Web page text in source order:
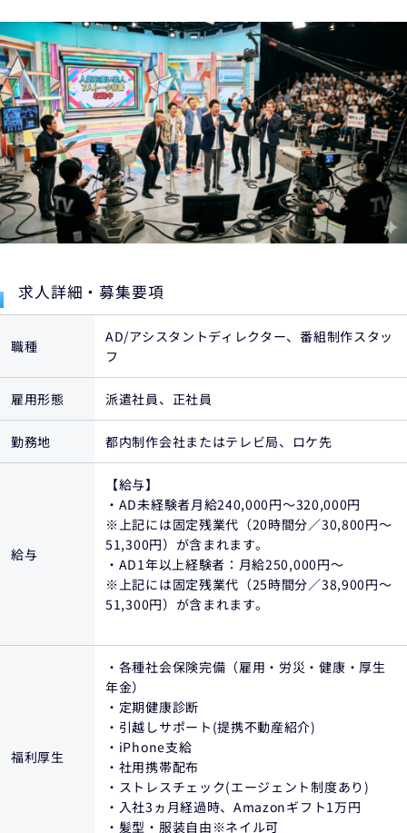
求人詳細・募集要項
職種
AD/アシスタントディレクター、番組制作スタッ
フ
雇用形態 派遣社員、正社員
勤務地 都内制作会社またはテレビ局、ロケ先
給与
【給与】
・AD未経験者月給240,000円〜320,000円
※上記には固定残業代（20時間分／30,800円～
51,300円）が含まれます。
・AD1年以上経験者：月給250,000円～
※上記には固定残業代（25時間分／38,900円～
51,300円）が含まれます。
福利厚生
・各種社会保険完備（雇用・労災・健康・厚生
年金）
・定期健康診断
・引越しサポート(提携不動産紹介)
・iPhone支給
・社用携帯配布
・ストレスチェック(エージェント制度あり)
・入社3ヵ月経過時、Amazonギフト1万円
・髪型・服装自由※ネイル可